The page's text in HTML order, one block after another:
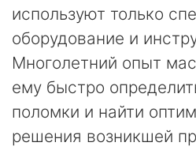
используют только
оборудование и
Многолетний опыт
ему быстро
поломки и найти
решения возникшей